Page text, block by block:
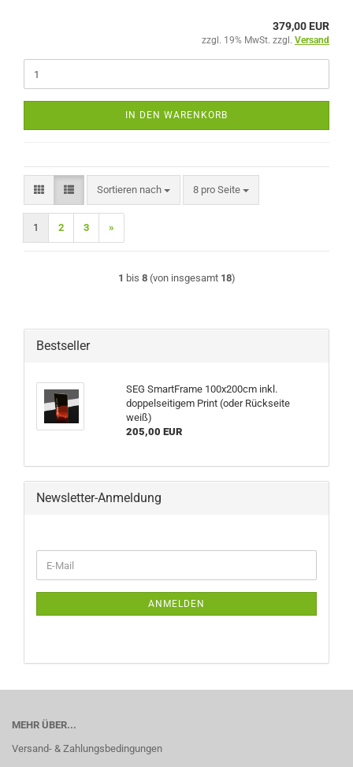
379,00 EUR
zzgl. 19% MwSt. zzgl. Versand
IN DEN WARENKORB
Sortieren nach
Sortieren nach 8 pro Seite
pro Seite
1 2 3 »
1 bis 8(von insgesamt 18)
Bestseller
SEG SmartFrame 100x200cm inkl.
doppelseitigem Print (oder Rückseite
weiß)
205,00 EUR
Newsletter-Anmeldung
ZUR
E-
Mail
ANMELDEN
MEHR ÜBER...
Versand- & Zahlungsbedingungen